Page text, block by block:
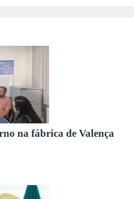
na fábrica de Valença